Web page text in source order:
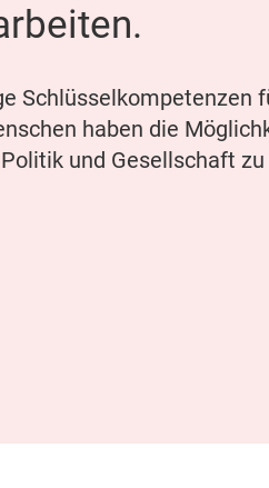
Schlüsselkompetenzen
haben die
und Gesellschaft